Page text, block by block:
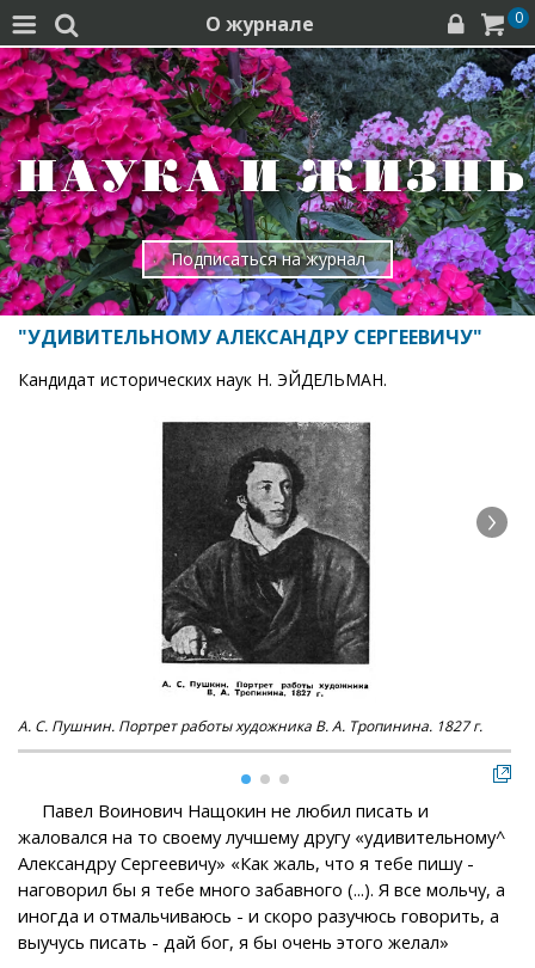
  О журнале   0
Подписаться на журнал
"УДИВИТЕЛЬНОМУ АЛЕКСАНДРУ СЕРГЕЕВИЧУ"
Кандидат исторических наук Н. ЭЙДЕЛЬМАН.
А. С. Пушнин. Портрет работы художника В. А. Тропинина. 1827 г.
Павел Воинович Нащокин не любил писать и
жаловался на то своему лучшему другу «удивительному^
Александру Сергеевичу» «Как жаль, что я тебе пишу -
наговорил бы я тебе много забавного (...). Я все мольчу, а
иногда и отмальчиваюсь - и скоро разучюсь говорить, а
выучусь писать - дай бог, я бы очень этого желал»